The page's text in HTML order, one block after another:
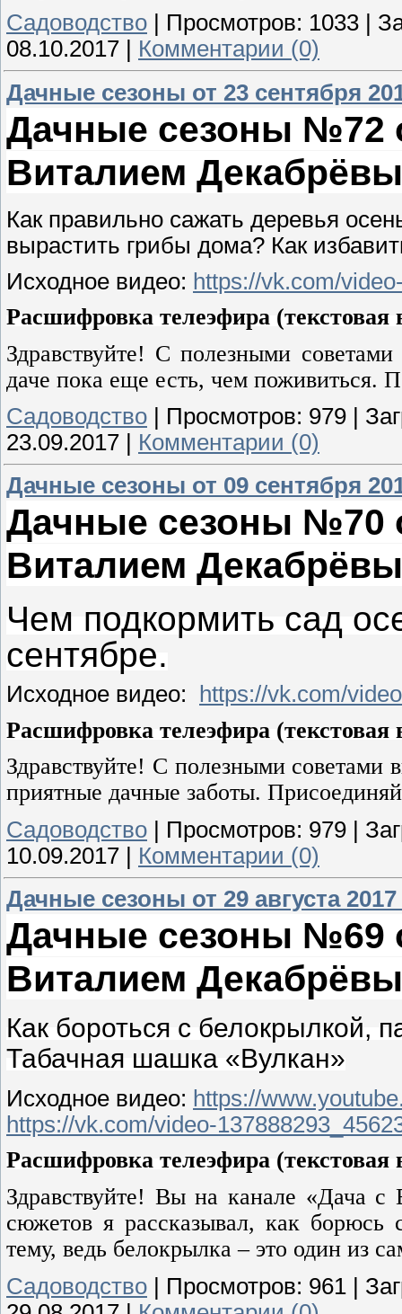
Садоводство Просмотров: 1033
08.10.2017
Комментарии (0)
Дачные сезоны от 23 сентября
Дачные сезоны №72
Виталием
Как правильно сажать деревья
вырастить грибы дома? Как
Исходное видео: https://vk.com/
Расшифровка телеэфира (текстовая
Здравствуйте! С полезными
даче пока еще есть, чем поживиться.
Садоводство Просмотров: 979
23.09.2017
Комментарии (0)
Дачные сезоны от 09 сентября
Дачные сезоны №70
Виталием
Чем подкормить сад
сентябре.
Исходное видео: https://vk.com/
Расшифровка телеэфира (текстовая
Здравствуйте! С полезными советами
приятные дачные заботы.
Садоводство Просмотров: 979
10.09.2017
Комментарии (0)
Дачные сезоны от 29 августа
Дачные сезоны №69
Виталием
Как бороться с белокрылкой,
Табачная шашка «Вулкан»
Исходное видео: https://
https://vk.com/video-
Расшифровка телеэфира (текстовая
Здравствуйте! Вы на канале «Дача
сюжетов я рассказывал, как борюсь
тему, ведь белокрылка – это один из
Садоводство | Просмотров: 961 |